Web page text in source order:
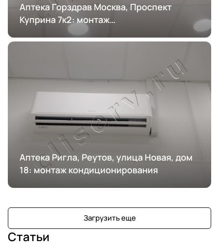
Аптека Горздрав Москва, Проспект
Куприна 7к2: монтаж
кондиционирования
Аптека Ригла, Реутов, улица Новая, дом
18: монтаж кондиционирования
Загрузить еще
Статьи